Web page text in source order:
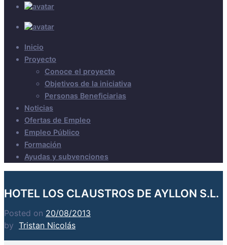
Inicio
Proyecto
Conoce el proyecto
Objetivos de la iniciativa
Personas Beneficiarias
Noticias
Ofertas de Empleo
Empleo Público
Formación
Ayudas y subvenciones
HOTEL LOS CLAUSTROS DE AYLLON S.L.
Posted on 20/08/2013
by Tristan Nicolás